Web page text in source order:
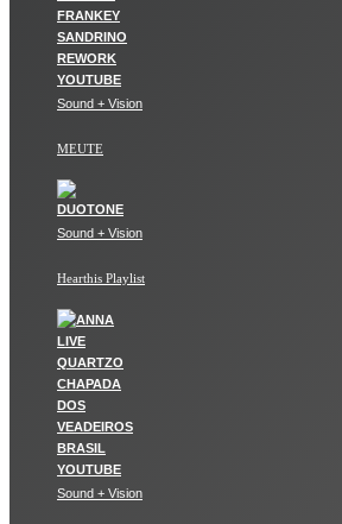
Sound + Vision
MEUTE
Sound + Vision
Hearthis Playlist
Sound + Vision